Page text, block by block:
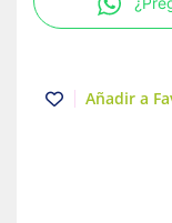
Enchufable
Schneider
Añadir a